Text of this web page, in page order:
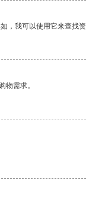
，我可以使用它来查找
物需求。